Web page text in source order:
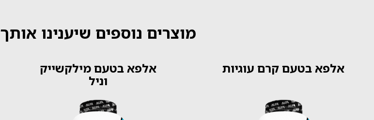
מוצרים נוספים שיענינו אותך
אלפא בטעם קרם עוגיות אלפא בטעם מילקשייק
וניל